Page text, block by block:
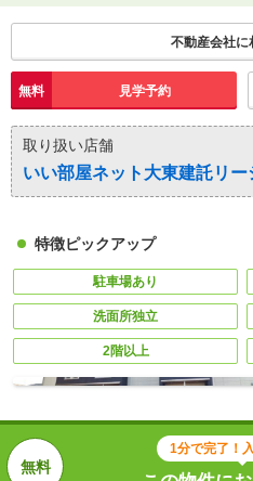
不動産会社に
無料 見学予約
取り扱い店舗
いい部屋ネット大東建託リ
特徴ピックアップ
駐車場あり
洗面所独立
2階以上
1分で完了！